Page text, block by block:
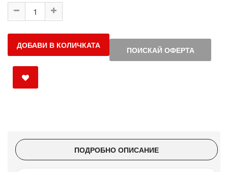
ДОБАВИ В КОЛИЧКАТА ПОИСКАЙ ОФЕРТА
ПОДРОБНО ОПИСАНИЕ